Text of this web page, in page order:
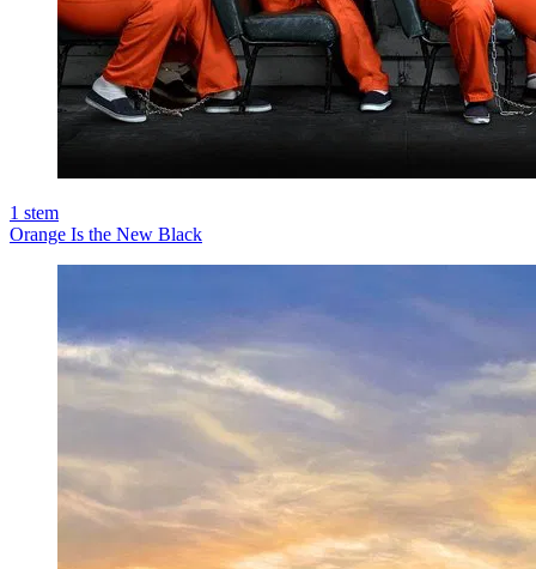
1 stem
Orange Is the New Black